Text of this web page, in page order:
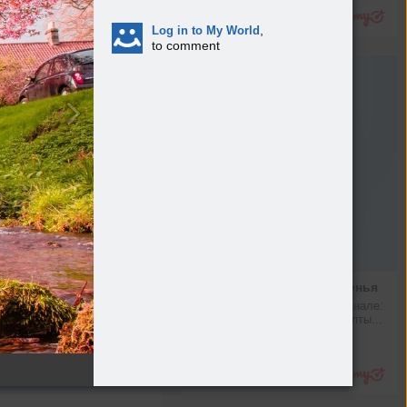
Рецепт малинового варенья
Что можно найти в нашем канале:
новости Mail, любимые рецепты...
Log in to My World
to comment